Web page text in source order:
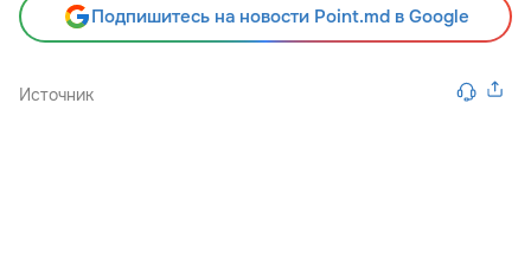
Подпишитесь на новости Point.md в Google
Источник